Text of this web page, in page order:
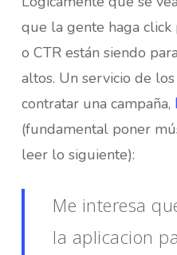
que la gente haga
o CTR están siendo
altos. Un servicio de
contratar una campaña,
(fundamental poner
leer lo siguiente):
Me interesa
la aplicacion